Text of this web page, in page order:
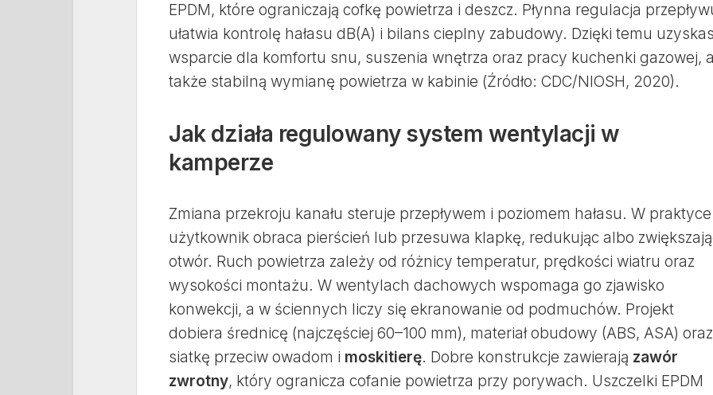
EPDM, które ograniczają cofkę powietrza i deszcz. Płynna regulacja
ułatwia kontrolę hałasu dB(A) i bilans cieplny zabudowy. Dzięki temu
wsparcie dla komfortu snu, suszenia wnętrza oraz pracy kuchenki gazowej,
także stabilną wymianę powietrza w kabinie (Źródło: CDC/NIOSH, 2020).
Jak działa regulowany system wentylacji w
kamperze
Zmiana przekroju kanału steruje przepływem i poziomem hałasu. W praktyce
użytkownik obraca pierścień lub przesuwa klapkę, redukując albo
otwór. Ruch powietrza zależy od różnicy temperatur, prędkości wiatru oraz
wysokości montażu. W wentylach dachowych wspomaga go zjawisko
konwekcji, a w ściennych liczy się ekranowanie od podmuchów. Projekt
dobiera średnicę (najczęściej 60–100 mm), materiał obudowy (ABS, ASA) oraz
siatkę przeciw owadom i moskitierę. Dobre konstrukcje zawierają zawór
zwrotny, który ogranicza cofanie powietrza przy porywach. Uszczelki EPDM